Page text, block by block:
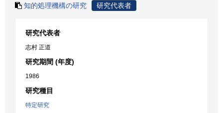
知的処理機構の研究 研究代表者
研究代表者
志村 正道
研究期間 (年度)
1986
研究種目
特定研究